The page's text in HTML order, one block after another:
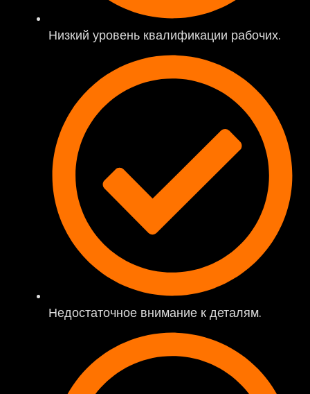
Низкий уровень квалификации рабочих.
Недостаточное внимание к деталям.